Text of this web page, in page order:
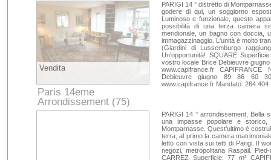
Vendita
Paris 14eme
Arrondissement (75)
Paris
PARIGI 14 ° distretto di
godere di qui, un soggiorno
Luminoso e funzionale, questo
possibilità di una terza camera
meridionale, un bagno con doccia,
immagazzinaggio. L'unità è molto
(Giardini di Lussemburgo
Un'opportunità! SQUARE
vostro locale Brice Debieuvre
www.capifrance.fr
Debieuvre giugno 89 86 60
www.capifrance.fr Mandato: 264.404
PARIGI 14 ° arrondissement, Bella
una impasse popolare e
Montparnasse. Quest'ultimo è
terra, al primo la camera
letto con vista sui tetti di Parigi. Il
negozi, metropolitana Raspail.
CARREZ Superficie: 77 m²